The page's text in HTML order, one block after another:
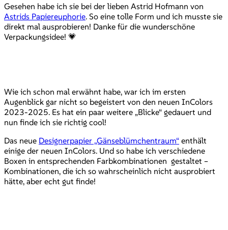
Gesehen habe ich sie bei der lieben Astrid Hofmann von
Astrids Papiereuphorie. So eine tolle Form und ich musste sie
direkt mal ausprobieren! Danke für die wunderschöne
Verpackungsidee! 💗
Wie ich schon mal erwähnt habe, war ich im ersten
Augenblick gar nicht so begeistert von den neuen InColors
2023-2025. Es hat ein paar weitere „Blicke“ gedauert und
nun finde ich sie richtig cool!
Das neue Designerpapier „Gänseblümchentraum“ enthält
einige der neuen InColors. Und so habe ich verschiedene
Boxen in entsprechenden Farbkombinationen gestaltet –
Kombinationen, die ich so wahrscheinlich nicht ausprobiert
hätte, aber echt gut finde!